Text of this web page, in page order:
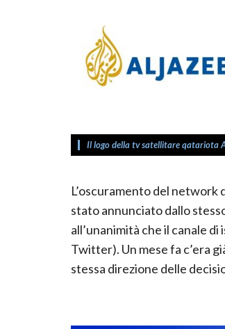
Il logo della tv satellitare qatariota
L’oscuramento del network
stato annunciato dallo
all’unanimità che il canale di
Twitter). Un mese fa c’era
stessa direzione delle